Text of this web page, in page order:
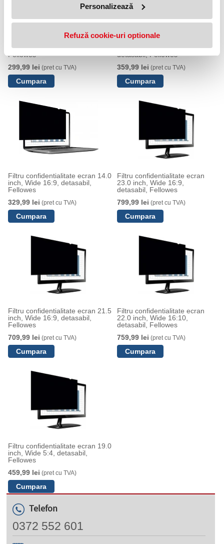
Personalizează
Refuză cookie-uri optionale
Filtru confidentialitate ecran 13.3
inch, Wide 16:9, detasabil,
Fellowes
299,99 lei (pret cu TVA)
Filtru confidentialitate ecran
15.6 inch, Wide 16:9,
detasabil, Fellowes
359,99 lei (pret cu TVA)
Filtru confidentialitate ecran 14.0
inch, Wide 16:9, detasabil,
Fellowes
329,99 lei (pret cu TVA)
Filtru confidentialitate ecran
23.0 inch, Wide 16:9,
detasabil, Fellowes
799,99 lei (pret cu TVA)
Filtru confidentialitate ecran 21.5
inch, Wide 16:9, detasabil,
Fellowes
709,99 lei (pret cu TVA)
Filtru confidentialitate ecran
22.0 inch, Wide 16:10,
detasabil, Fellowes
759,99 lei (pret cu TVA)
Filtru confidentialitate ecran 19.0
inch, Wide 5:4, detasabil,
Fellowes
459,99 lei (pret cu TVA)
Telefon
0372 552 601